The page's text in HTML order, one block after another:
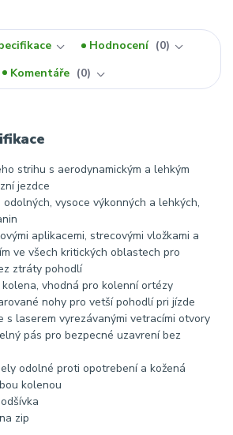
Hodnocení
0
Komentáře
0
strihu s aerodynamickým a lehkým
jezdce
vysoce výkonných a lehkých,
aplikacemi, strecovými vložkami a
ve všech kritických oblastech pro
ztráty pohodlí
vhodná pro kolenní ortézy
nohy pro vetší pohodlí pri jízde
s laserem vyrezávanými vetracími otvory
pás pro bezpecné uzavrení bez
odolné proti opotrebení a kožená
kolenou
zip